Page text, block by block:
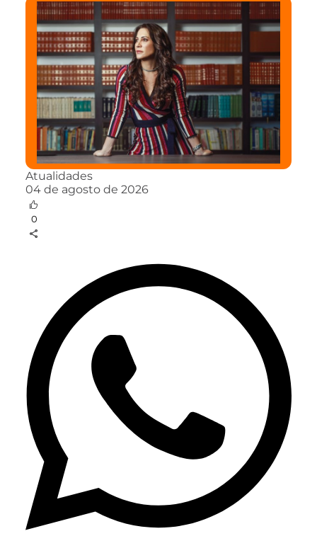
Atualidades
04 de agosto de 2026
0